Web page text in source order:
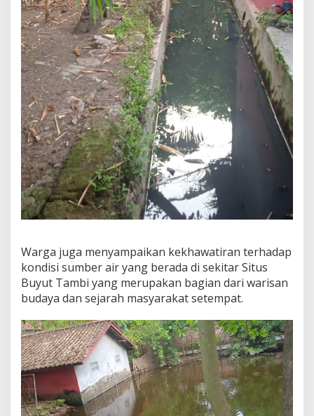
Warga juga menyampaikan kekhawatiran terhadap
kondisi sumber air yang berada di sekitar Situs
Buyut Tambi yang merupakan bagian dari warisan
budaya dan sejarah masyarakat setempat.